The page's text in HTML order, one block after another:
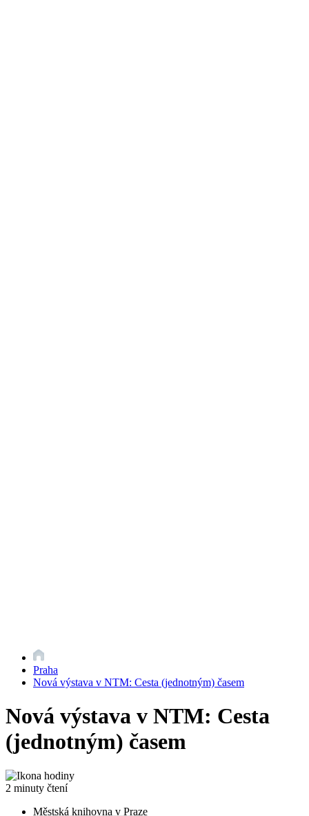
Praha
Nová výstava v NTM: Cesta (jednotným) časem
Nová výstava v NTM: Cesta
(jednotným) časem
2 minuty čtení
Městská knihovna v Praze